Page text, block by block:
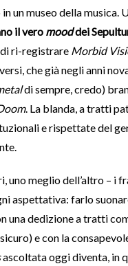
un museo della
il vero mooddei
di ri-registrare Morbid
che già negli anni
di sempre, credo)
. La blanda, a tratti
e rispettate del
uno meglio dell’altro – i
aspettativa: farlo
una dedizione a tratti
e con la
ascoltata oggi diventa, in